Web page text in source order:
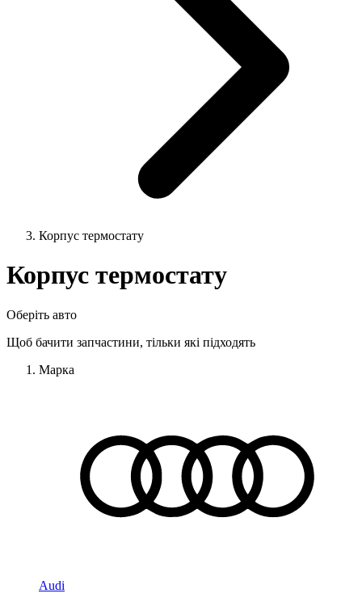
Корпус термостату
Корпус термостату
Оберіть авто
Щоб бачити запчастини, тільки які підходять
Марка
Audi